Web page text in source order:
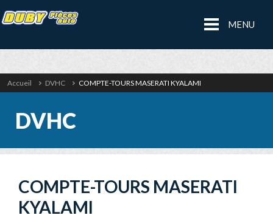
MENU
Accueil DVHC COMPTE-TOURS MASERATI KYALAMI
DVHC
COMPTE-TOURS MASERATI
KYALAMI